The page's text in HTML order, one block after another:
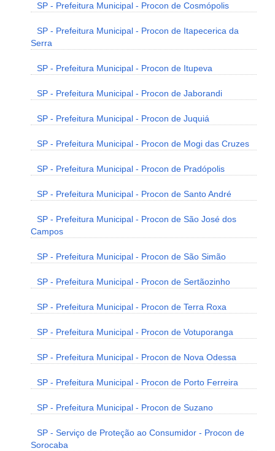
SP - Prefeitura Municipal - Procon de Cosmópolis
SP - Prefeitura Municipal - Procon de Itapecerica da
Serra
SP - Prefeitura Municipal - Procon de Itupeva
SP - Prefeitura Municipal - Procon de Jaborandi
SP - Prefeitura Municipal - Procon de Juquiá
SP - Prefeitura Municipal - Procon de Mogi das Cruzes
SP - Prefeitura Municipal - Procon de Pradópolis
SP - Prefeitura Municipal - Procon de Santo André
SP - Prefeitura Municipal - Procon de São José dos
Campos
SP - Prefeitura Municipal - Procon de São Simão
SP - Prefeitura Municipal - Procon de Sertãozinho
SP - Prefeitura Municipal - Procon de Terra Roxa
SP - Prefeitura Municipal - Procon de Votuporanga
SP - Prefeitura Municipal - Procon de Nova Odessa
SP - Prefeitura Municipal - Procon de Porto Ferreira
SP - Prefeitura Municipal - Procon de Suzano
SP - Serviço de Proteção ao Consumidor - Procon de
Sorocaba